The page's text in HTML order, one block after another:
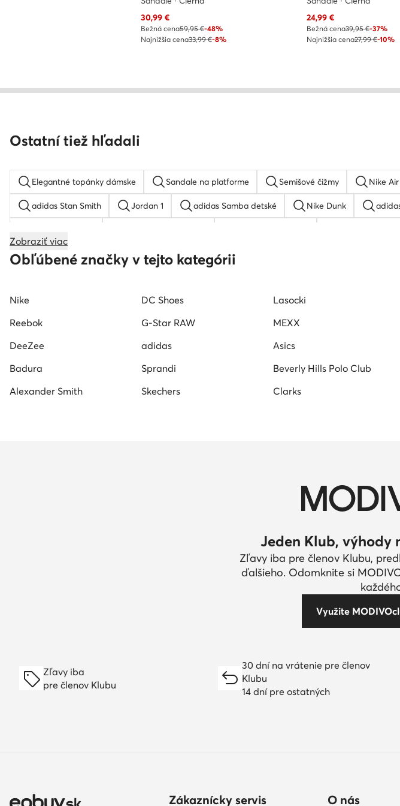
Aktuálna cena
30,99€
Bežná cena59,95 €-48%
Najnižšia cena33,99 €-8%
Aktuálna cena
24,99€
Bežná cena39,95 €-37%
Najnižšia cena27,99 €-10%
Ostatní tiež hľadali
Elegantné topánky dámske Sandale na platforme Semišové čižmy Nike
adidas Stan Smith Jordan 1 adidas Samba detské Nike Dunk
Nike air force pánske adidas vl court bold
Zobraziť viac
Obľúbené značky v tejto kategórii
Nike DC Shoes Lasocki
Reebok
G-Star RAW MEXX
DeeZee
adidas Asics
Badura
Sprandi Beverly Hills Polo Club
Alexander Smith
Skechers Clarks
Jeden Klub, výhody
Zľavy iba pre členov Klubu,
ďalšieho. Odomknite si
Využite
Zľavy iba
pre členov Klubu
30 dní na vrátenie pre členov
Klubu
14 dní pre ostatných
Zákaznícky servis O nás